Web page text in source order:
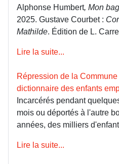
Alphonse Humbert, Mon
2025. Gustave Courbet :
Mathilde. Édition de L.
Lire la suite...
Répression de la
dictionnaire des enfants
Incarcérés pendant
mois ou déportés à l'autre
années, des milliers
Lire la suite...